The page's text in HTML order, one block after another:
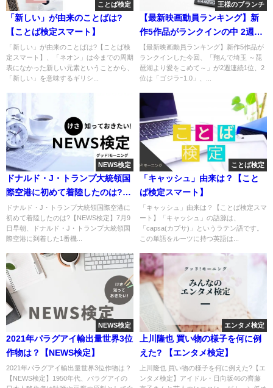
ことば検定
「新しい」が由来のことばは?
【ことば検定スマート】
「新しい」が由来のことばは?【ことば検
定スマート】、「ネオン」は今までの周期
表になかった新しい元素ということから、
「新しい」を意味するギリシ...
王様のブランチ
【最新映画動員ランキング】新
作5作品がランクインの中 2週連
続1位は!?
【最新映画動員ランキング】新作5作品が
ランクインした今回、「翔んで埼玉 ～琵
琶湖より愛をこめて～」が2週連続1位、2
位は「ゴジラｰ1.0」、...
NEWS検定
ドナルド・J・トランプ大統領国
際空港に初めて着陸したのは?
【NEWS検定】
ドナルド・J・トランプ大統領国際空港に
初めて着陸したのは?【NEWS検定】7月9
日早朝、ドナルド・J・トランプ大統領国
際空港に到着した1番機...
ことば検定
「キャッシュ」由来は？【こと
ば検定スマート】
「キャッシュ」由来は？【ことば検定スマ
ート】「キャッシュ」の語源は、
「capsa(カプサ)」というラテン語です。
この単語をルーツに持つ英語は...
NEWS検定
2021年パラグアイ輸出量世界3位
作物は？【NEWS検定】
2021年パラグアイ輸出量世界3位作物は？
【NEWS検定】1950年代、パラグアイの
エンタメ検定
上川隆也 買い物の様子を何に例
えた? 【エンタメ検定】
上川隆也 買い物の様子を何に例えた?【エ
ンタメ検定】アイドル・日向坂46の齊藤